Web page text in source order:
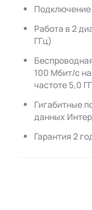
Подключение
Работа в 2
ГГц)
100 Мбит/с
частоте 5,0
Гигабитные
данных
Гарантия 2